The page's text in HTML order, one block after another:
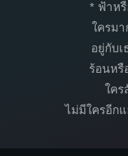
* ฟ้าห
ใครม
อยู่กับ
ร้อนหรื
ใคร
ไม่มีใครอีก